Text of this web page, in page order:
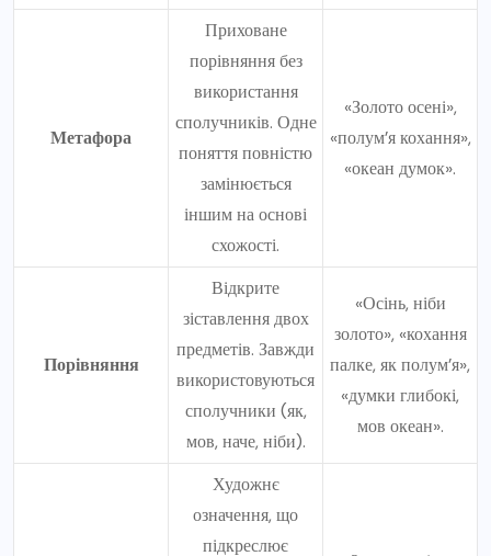
Метафора
Приховане
порівняння без
використання
сполучників. Одне
поняття повністю
замінюється
іншим на основі
схожості.
«Золото осені»,
«полум’я кохання»,
«океан думок».
Порівняння
Відкрите
зіставлення двох
предметів. Завжди
використовуються
сполучники (як,
мов, наче, ніби).
«Осінь, ніби
золото», «кохання
палке, як полум’я»,
«думки глибокі,
мов океан».
Художнє
означення, що
підкреслює